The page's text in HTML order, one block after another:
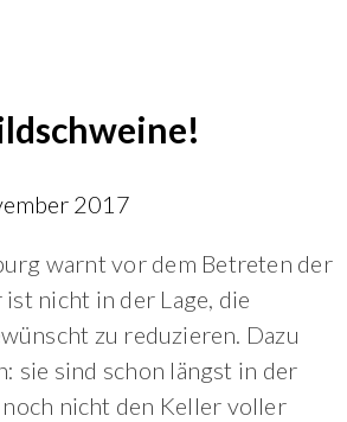
2017
warnt vor dem Betreten der
nicht in der Lage, die
zu reduzieren. Dazu
sie sind schon längst in der
nicht den Keller voller